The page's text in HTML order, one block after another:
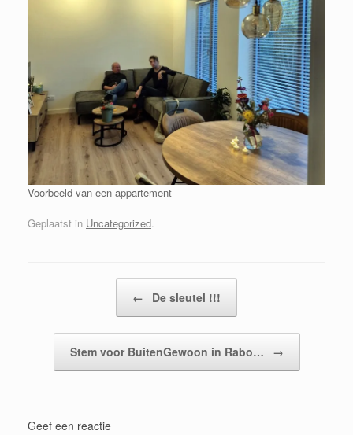
Voorbeeld van een appartement
Geplaatst in Uncategorized.
← De sleutel !!!
Stem voor BuitenGewoon in Rabo… →
Geef een reactie